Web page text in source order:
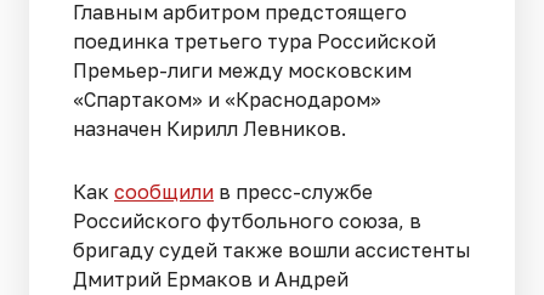
Главным арбитром предстоящего
поединка третьего тура Российской
Премьер-лиги между московским
«Спартаком» и «Краснодаром»
назначен Кирилл Левников.
Как сообщили в пресс-службе
Российского футбольного союза, в
бригаду судей также вошли ассистенты
Дмитрий Ермаков и Андрей